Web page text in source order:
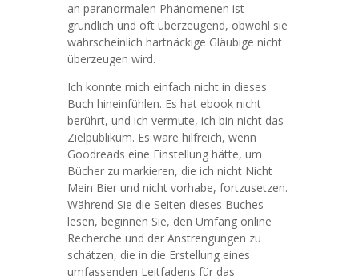
an paranormalen Phänomenen ist
gründlich und oft überzeugend, obwohl sie
wahrscheinlich hartnäckige Gläubige nicht
überzeugen wird.
Ich konnte mich einfach nicht in dieses
Buch hineinfühlen. Es hat ebook nicht
berührt, und ich vermute, ich bin nicht das
Zielpublikum. Es wäre hilfreich, wenn
Goodreads eine Einstellung hätte, um
Bücher zu markieren, die ich nicht Nicht
Mein Bier und nicht vorhabe, fortzusetzen.
Während Sie die Seiten dieses Buches
lesen, beginnen Sie, den Umfang online
Recherche und der Anstrengungen zu
schätzen, die in die Erstellung eines
umfassenden Leitfadens für das